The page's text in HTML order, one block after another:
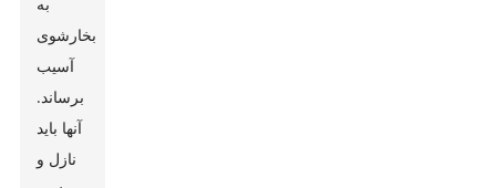
بخارشوی
آسیب
برساند.
آنها باید
نازل و